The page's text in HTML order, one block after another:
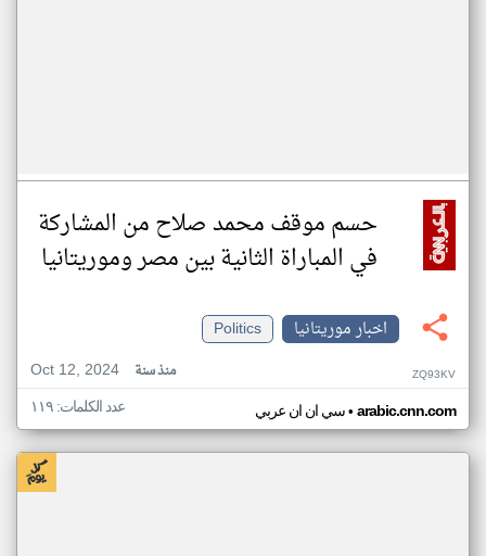
حسم موقف محمد صلاح من المشاركة
في المباراة الثانية بين مصر وموريتانيا
اخبار موريتانيا
Politics
Oct 12, 2024
منذ سنة ZQ93KV
سي ان ان عربي• arabic.cnn.com عدد الكلمات: ١١٩